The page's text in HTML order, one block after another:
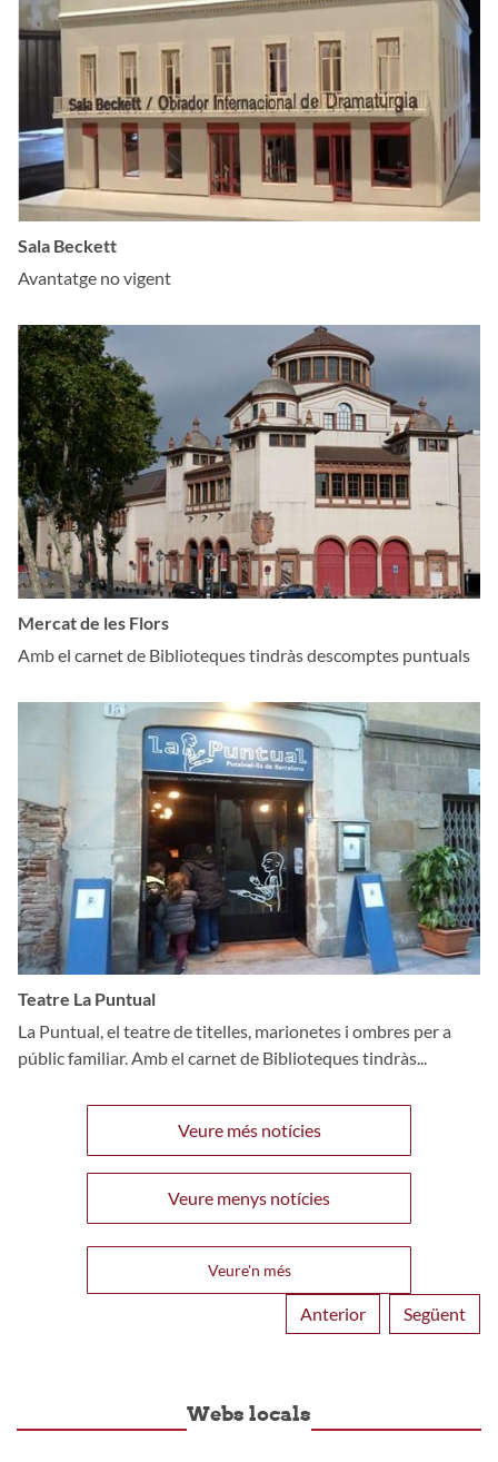
Sala Beckett
Avantatge no vigent
Mercat de les Flors
Amb el carnet de Biblioteques tindràs descomptes puntuals
Teatre La Puntual
La Puntual, el teatre de titelles, marionetes i ombres per a
públic familiar. Amb el carnet de Biblioteques tindràs...
Veure més notícies
Veure menys notícies
Veure'n més
Anterior Següent
Webs locals